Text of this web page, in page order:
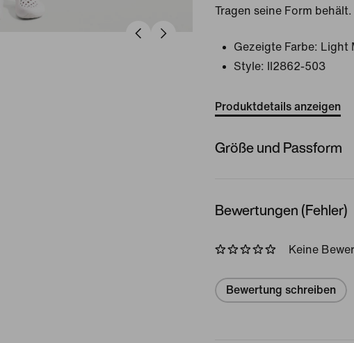
Tragen seine Form behält.
Gezeigte Farbe: Light
Style:
II2862-503
Produktdetails anzeigen
Größe und Passform
Bewertungen (Fehler)
Keine
Bewertung schreiben